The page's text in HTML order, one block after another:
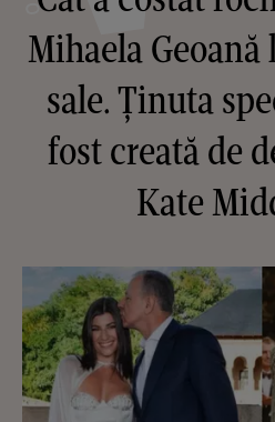
Mihaela
sale. Ținuta
fost creată de
Kate